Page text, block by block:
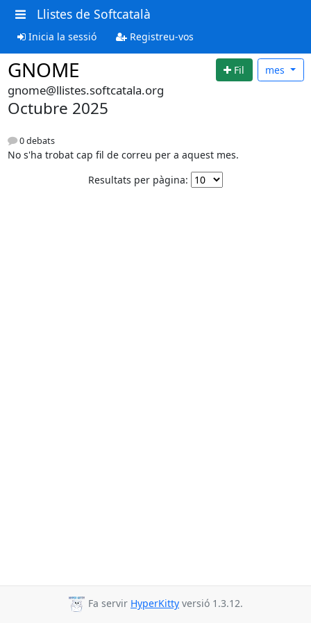
Llistes de Softcatalà
Inicia la sessió Registreu-vos
GNOME Fil mes
gnome@llistes.softcatala.org
Octubre 2025
0 debats
No s'ha trobat cap fil de correu per a aquest mes.
Resultats per pàgina:
Fa servir HyperKitty versió 1.3.12.